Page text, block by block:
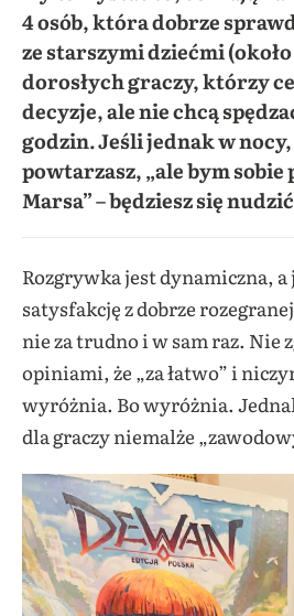
4 osób, która dobrze
ze starszymi dziećmi
dorosłych graczy, którzy
decyzje, ale nie chcą
godzin. Jeśli jednak w
powtarzasz, „ale bym
Marsa” – będziesz się
Rozgrywka jest dynamiczna, a
satysfakcję z dobrze
nie za trudno i w sam raz. Nie
opiniami, że „za łatwo” i
wyróżnia. Bo wyróżnia.
dla graczy niemalże